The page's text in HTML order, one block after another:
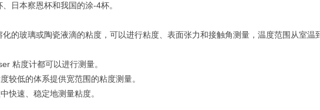
日本察恩杯和我国的涂-4杯。
的玻璃或陶瓷液滴的粘度，可以进行粘度、表面张力和接触角测量，温度范围从室
粘度计都可以进行测量。
低的体系提供宽范围的粘度测量。
速、稳定地测量粘度。